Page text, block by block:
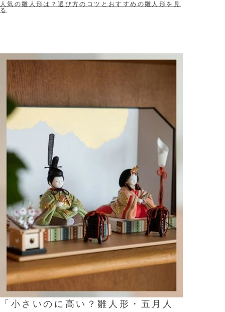
人気の雛人形は？選び方のコツとおすすめの雛人形を見
る
「小さいのに高い？雛人形・五月人